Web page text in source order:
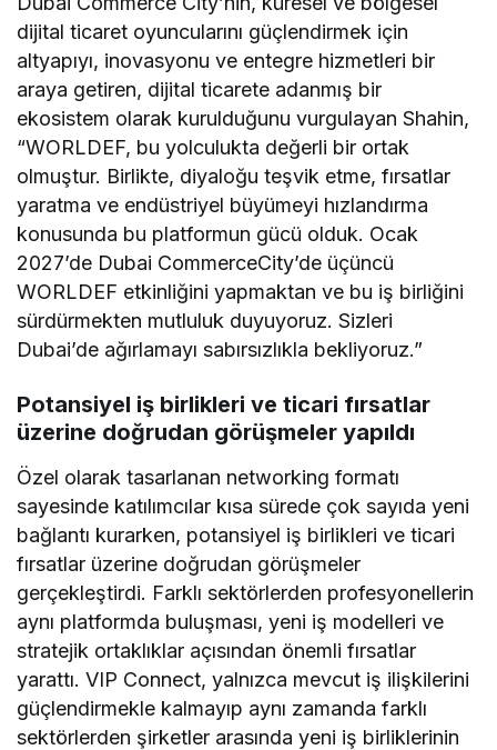
dijital ticaret oyuncularını güçlendirmek için
altyapıyı, inovasyonu ve entegre hizmetleri bir
araya getiren, dijital ticarete adanmış bir
ekosistem olarak kurulduğunu vurgulayan Shahin,
“WORLDEF, bu yolculukta değerli bir ortak
olmuştur. Birlikte, diyaloğu teşvik etme, fırsatlar
yaratma ve endüstriyel büyümeyi hızlandırma
konusunda bu platformun gücü olduk. Ocak
2027’de Dubai CommerceCity’de üçüncü
WORLDEF etkinliğini yapmaktan ve bu iş birliğini
sürdürmekten mutluluk duyuyoruz. Sizleri
Dubai’de ağırlamayı sabırsızlıkla bekliyoruz.”
Potansiyel iş birlikleri ve ticari fırsatlar
üzerine doğrudan görüşmeler yapıldı
Özel olarak tasarlanan networking formatı
sayesinde katılımcılar kısa sürede çok sayıda yeni
bağlantı kurarken, potansiyel iş birlikleri ve ticari
fırsatlar üzerine doğrudan görüşmeler
gerçekleştirdi. Farklı sektörlerden profesyonellerin
aynı platformda buluşması, yeni iş modelleri ve
stratejik ortaklıklar açısından önemli fırsatlar
yarattı. VIP Connect, yalnızca mevcut iş ilişkilerini
güçlendirmekle kalmayıp aynı zamanda farklı
sektörlerden şirketler arasında yeni iş birliklerinin